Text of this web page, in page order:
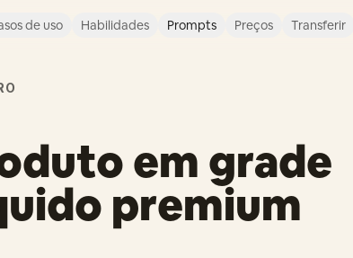
de uso Habilidades Prompts Preços Transferir
em grade
premium